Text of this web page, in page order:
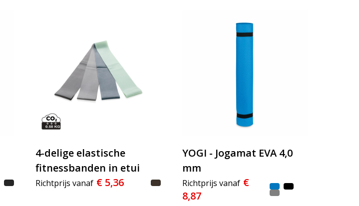
4-delige elastische
fitnessbanden in etui
Richtprijs vanaf € 5,36
YOGI - Jogamat EVA 4,0
mm
Richtprijs vanaf €
8,87